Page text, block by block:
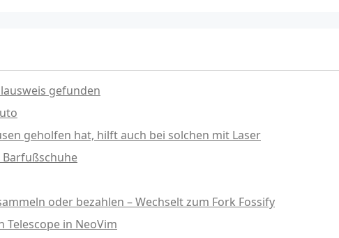
gefunden
geholfen hat, hilft auch bei solchen mit Laser
oder bezahlen – Wechselt zum Fork Fossify
Telescope in NeoVim